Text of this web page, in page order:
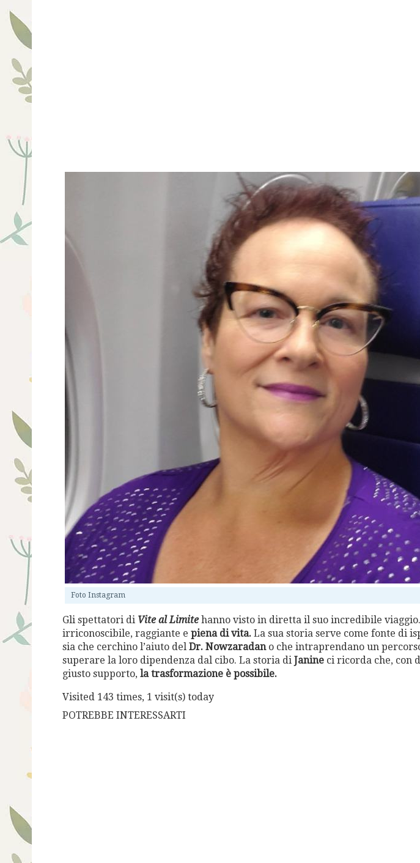
Foto Instagram
Gli spettatori di Vite al Limitehanno visto in diretta il suo incredibile
irriconoscibile, raggiante e piena di vita. La sua storia serve come fonte di
sia che cerchino l’aiuto del Dr. Nowzaradano che intraprendano un
superare la loro dipendenza dal cibo. La storia di Janine ci ricorda che, con
giusto supporto, la trasformazione è possibile.
Visited 143 times, 1 visit(s) today
POTREBBE INTERESSARTI